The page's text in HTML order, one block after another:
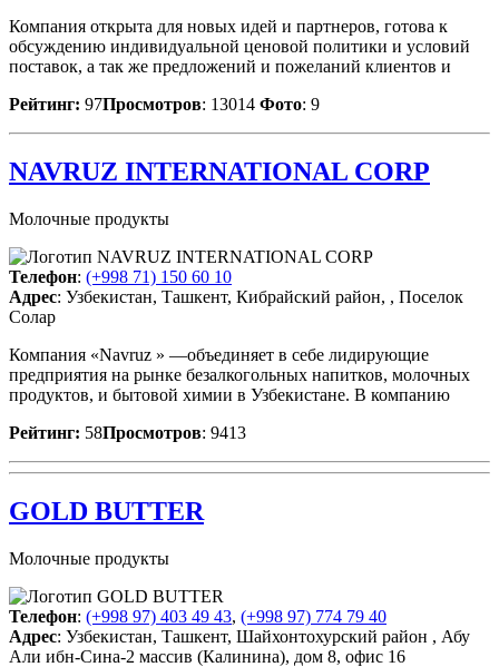
Компания открыта для новых идей и партнеров, готова к
обсуждению индивидуальной ценовой политики и условий
поставок, а так же предложений и пожеланий клиентов и
Рейтинг: 97Просмотров: 13014 Фото: 9
NAVRUZ INTERNATIONAL CORP
Молочные продукты
Телефон: (+998 71) 150 60 10
Адрес: Узбекистан, Ташкент, Кибрайский район, , Поселок
Солар
Компания «Navruz » —объединяет в себе лидирующие
предприятия на рынке безалкогольных напитков, молочных
продуктов, и бытовой химии в Узбекистане. В компанию
Рейтинг: 58Просмотров: 9413
GOLD BUTTER
Молочные продукты
Телефон: (+998 97) 403 49 43, (+998 97) 774 79 40
Адрес: Узбекистан, Ташкент, Шайхонтохурский район , Абу
Али ибн-Сина-2 массив (Калинина), дом 8, офис 16